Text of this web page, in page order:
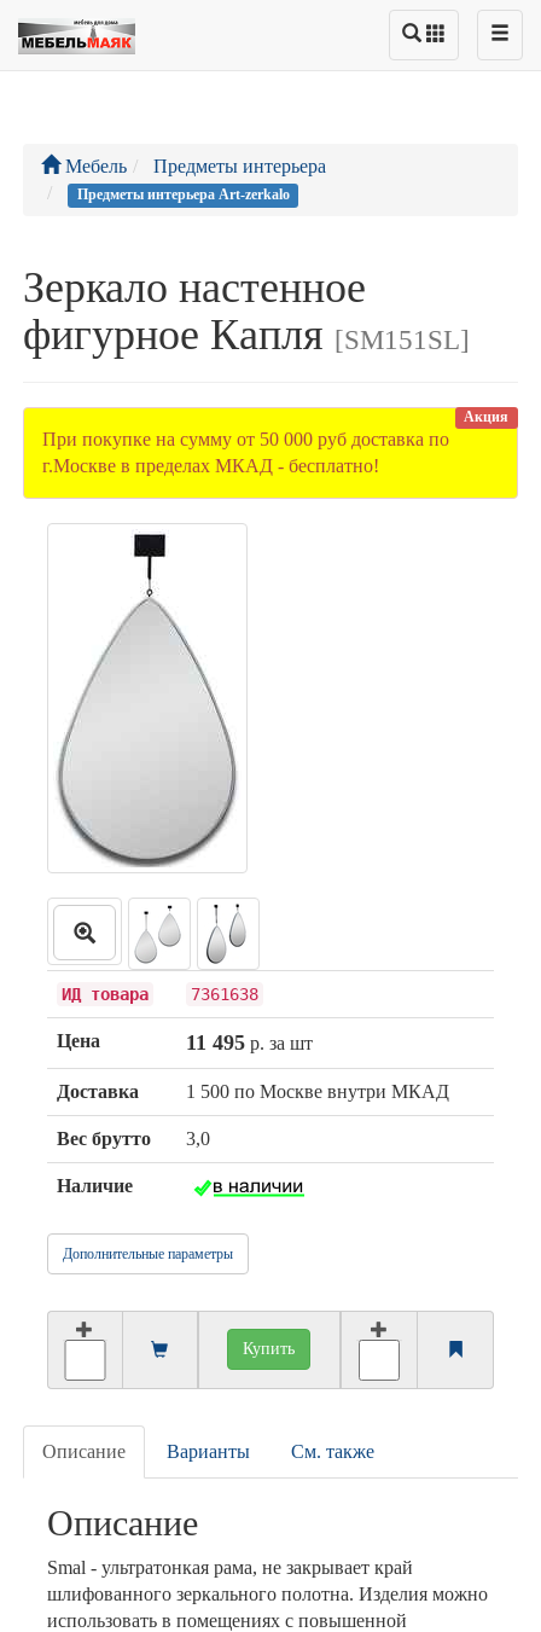
Мебель Предметы интерьера
Предметы интерьера Art-zerkalo
Зеркало настенное
фигурное Капля [SM151SL]
Акция
При покупке на сумму от 50 000 руб доставка по
г.Москве в пределах МКАД - бесплатно!
ИД товара 7361638
Цена 11 495р. за шт
Доставка 1 500 по Москве внутри МКАД
Вес брутто 3,0
Наличие
Дополнительные параметры
Купить
Описание Варианты См. также
Описание
Smal - ультратонкая рама, не закрывает край
шлифованного зеркального полотна. Изделия можно
использовать в помещениях с повышенной